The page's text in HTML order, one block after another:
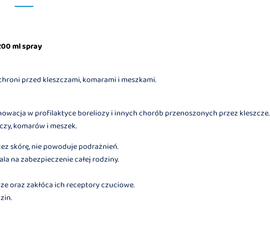
ml spray
przed kleszczami, komarami i meszkami.
w profilaktyce boreliozy i innych chorób przenoszonych przez kleszcze.
komarów i meszek.
skórę, nie powoduje podrażnień.
na zabezpieczenie całej rodziny.
oraz zakłóca ich receptory czuciowe.